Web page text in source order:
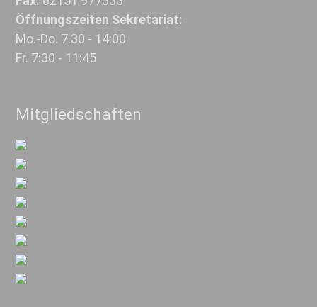
Öffnungszeiten Sekretariat:
Mo.-Do. 7.30 - 14:00
Fr. 7:30 - 11:45
Mitgliedschaften